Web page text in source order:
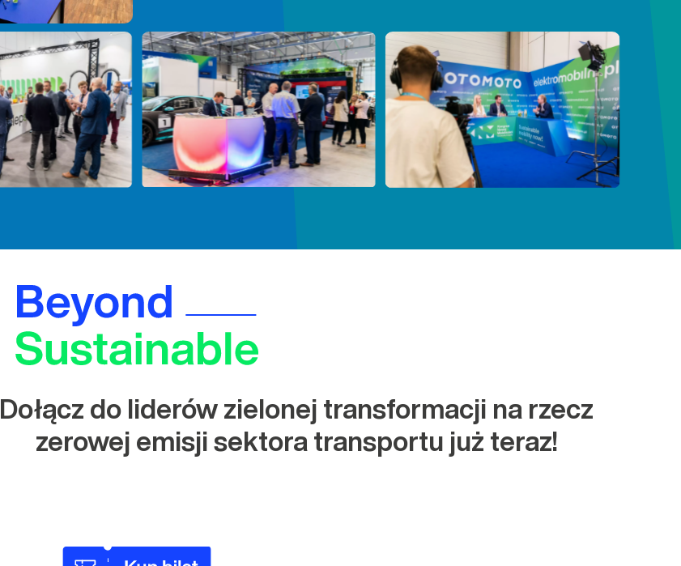
Dołącz do liderów zielonej transformacji na rzecz
zerowej emisji sektora transportu już teraz!